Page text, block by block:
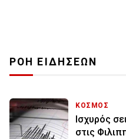
ΡΟΗ ΕΙΔΗΣΕΩΝ
ΚΟΣΜΟΣ
Ισχυρός
στις